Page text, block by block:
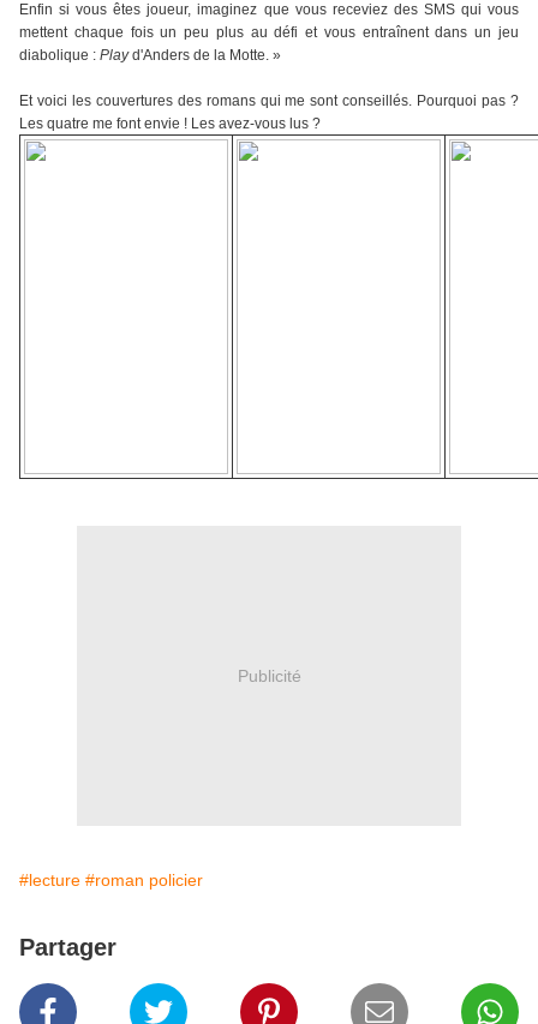
Enfin si vous êtes joueur, imaginez que vous receviez des SMS qui vous
mettent chaque fois un peu plus au défi et vous entraînent dans un jeu
diabolique : Playd'Anders de la Motte. »
Et voici les couvertures des romans qui me sont conseillés. Pourquoi pas ?
Les quatre me font envie ! Les avez-vous lus ?
Publicité
#lecture #roman policier
Partager